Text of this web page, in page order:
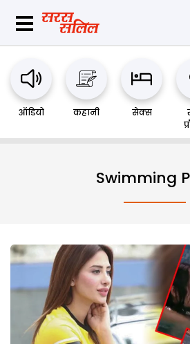
ऑडियो कहानी सेक्स
Swimming